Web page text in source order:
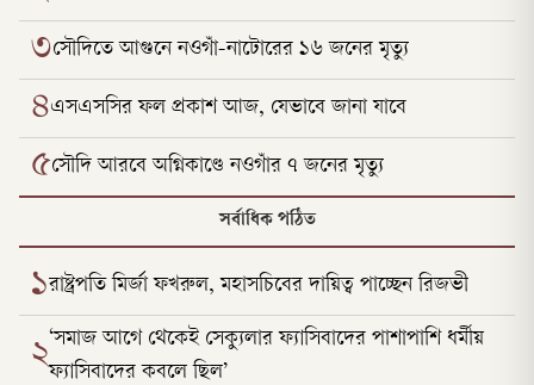
৩সৌদিতে আগুনে নওগাঁ-নাটোরের ১৬ জনের মৃত্যু
৪এসএসসির ফল প্রকাশ আজ, যেভাবে জানা যাবে
৫সৌদি আরবে অগ্নিকাণ্ডে নওগাঁর ৭ জনের মৃত্যু
সর্বাধিক পঠিত
১রাষ্ট্রপতি মির্জা ফখরুল, মহাসচিবের দায়িত্ব পাচ্ছেন রিজভী
২‘সমাজ আগে থেকেই সেক্যুলার ফ্যাসিবাদের পাশাপাশি ধর্মীয়
ফ্যাসিবাদের কবলে ছিল’